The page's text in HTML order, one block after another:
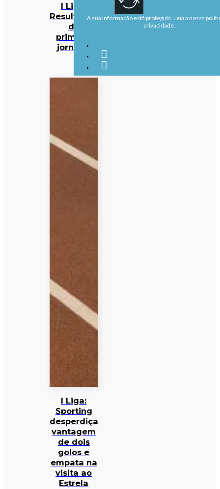
I Liga:
Resultados
da
primeira
jornada
I Liga:
Sporting
desperdiça
vantagem
de dois
golos e
empata na
visita ao
Estrela
A sua informação está protegida. Leia a nossa
privacidade.